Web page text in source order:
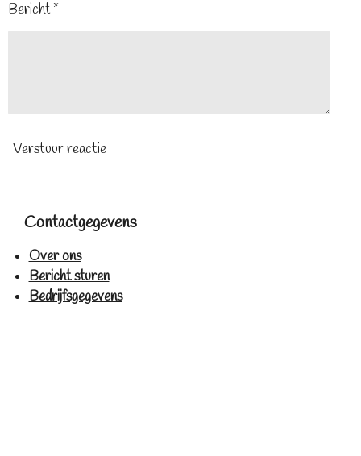
Bericht *
Verstuur reactie
Contactgegevens
Over ons
Bericht sturen
Bedrijfsgegevens